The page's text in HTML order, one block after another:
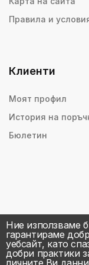
Ние използваме
гарантираме
уебсайт, като
добри практики
личните Ви данни.
Правила и
Клиенти
Моят профил
История на
Бюлетин